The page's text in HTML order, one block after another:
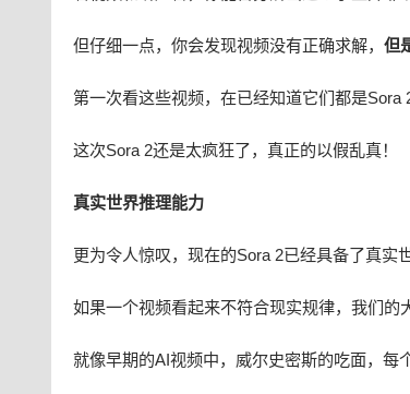
但仔细一点，你会发现视频没有正确求解， 但
第一次看这些视频，在已经知道它们都是Sora
这次Sora 2还是太疯狂了，真正的以假乱真！
真实世界推理能力
更为令人惊叹，现在的Sora 2已经具备了真实
如果一个视频看起来不符合现实规律，我们的
就像早期的AI视频中，威尔史密斯的吃面，每